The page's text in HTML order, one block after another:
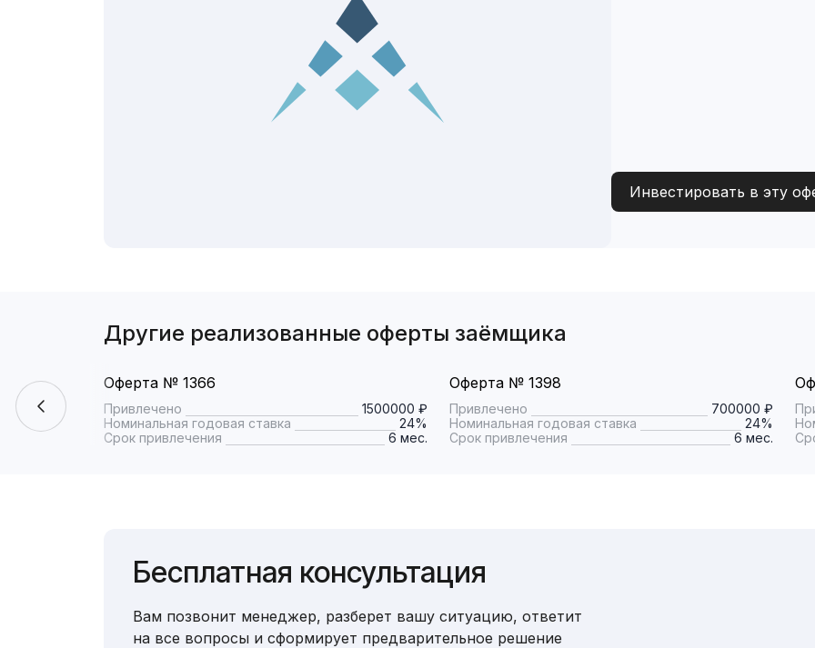
Инвестировать в эту
Другие реализованные оферты заёмщика
Оферта № 1366
Привлечено
1500000 ₽
Номинальная годовая ставка
24%
Срок привлечения
6 мес.
Оферта № 1398
Привлечено
700000 ₽
Номинальная годовая ставка
24%
Срок привлечения
6 мес.
Бесплатная консультация
Вам позвонит менеджер, разберет вашу ситуацию, ответит
на все вопросы и сформирует предварительное решение